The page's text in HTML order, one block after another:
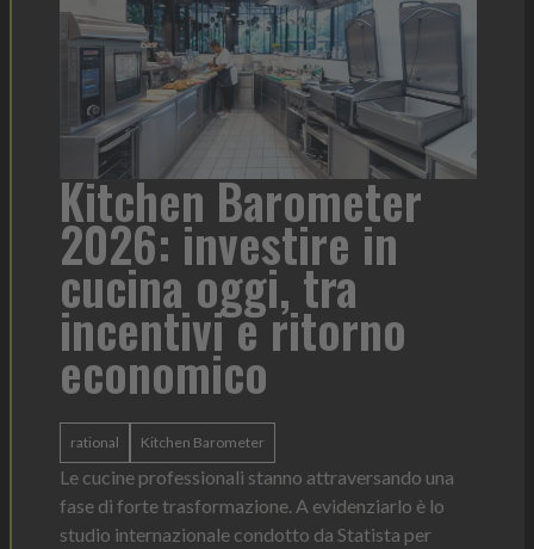
in
tra
ritorno
stanno attraversando una
A evidenziarlo è lo
da Statista per
Heinz
formato per
contesto di
Heinz Mayonnaise Heinz
La novità di quest'anno è la Chef
ergonomica, con perfetta visibilità
dosaggio sempre sotto controllo
Leggi l'articolo